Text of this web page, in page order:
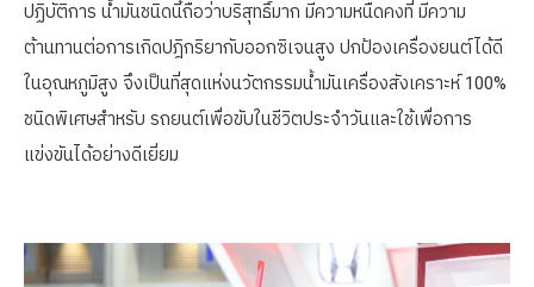
ปฏิบัติการ น้ำมันชนิดนี้ถือว่าบริสุทธิ์มาก มีความหนืดคงที่ มีความ
ต้านทานต่อการเกิดปฎิกริยากับออกซิเจนสูง ปกป้องเครื่องยนต์ได้ดี
ในอุณหภูมิสูง จึงเป็นที่สุดแห่งนวัตกรรมน้ำมันเครื่องสังเคราะห์ 100%
ชนิดพิเศษสำหรับ รถยนต์เพื่อขับในชีวิตประจำวันและใช้เพื่อการ
แข่งขันได้อย่างดีเยี่ยม